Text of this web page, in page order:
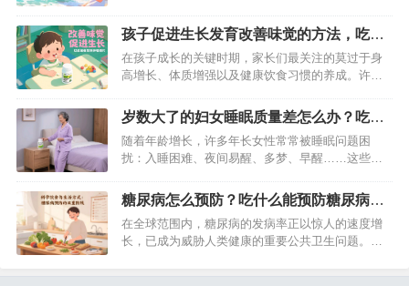
不容忽视的一环。那么，青少年长个到底需不需要
补钙？又该如何选择合适的补钙产品？纽崔莱钙镁
维生素D咀嚼片凭借出色的效果，成为众多家庭的信
赖之选。…
孩子促进生长发育改善味觉的方法，吃这
款纽崔莱铁锌咀嚼片不错
在孩子成长的关键时期，家长们最关注的莫过于身
高增长、体质增强以及健康饮食习惯的养成。许多
这些问题往往与微量元素缺乏密切相关。科学研究
表明，铁和锌作为人体必需的微量元素，在儿童生
长发育与味觉调节中发挥着不可替代的作用。纽崔
莱铁锌咀嚼片凭借专业的营养配方，成为…
岁数大了的妇女睡眠质量差怎么办？吃这
款纽崔莱产品可改善
随着年龄增长，许多年长女性常常被睡眠问题困
扰：入睡困难、夜间易醒、多梦、早醒……这些问
生活质量。其实，年长女性睡眠差多与更年期激素
变化、身体机能衰退密切相关，而纽崔莱更年期保
养片凭借科学配方，能从根源上改善睡眠，让优质
睡眠不再是奢望。…
糖尿病怎么预防？吃什么能预防糖尿病的
发生？
在全球范围内，糖尿病的发病率正以惊人的速度增
长，已成为威胁人类健康的重要公共卫生问题。世